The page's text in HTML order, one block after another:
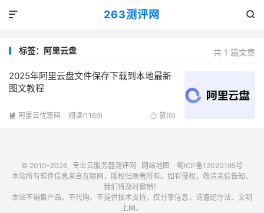
263测评网 

共 1 篇文章
标签：阿里云盘
2025年阿里云盘文件保存下载到本地最新
图文教程
 赞(0)
 阿里云优惠码 阅读(1166)
© 2010-2026 专业云服务器测评网 网站地图
蜀ICP备12020195号
本站所有软件信息来自互联网，版权归原著所有。如有侵权，敬请来信告知，
我们将及时撤销！
本站不销售产品、不代购、不提供技术支持，仅分享信息，请遵纪守法、文明
上网。